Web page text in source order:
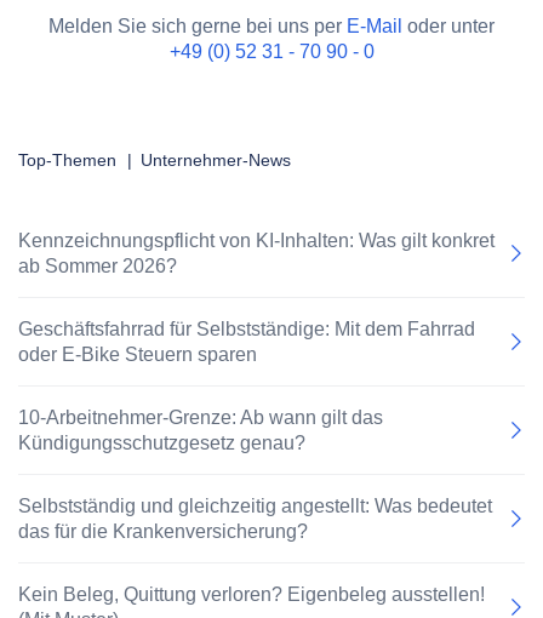
Melden Sie sich gerne bei uns per E-Mail oder unter
+49 (0) 52 31 - 70 90 - 0
Top-Themen | Unternehmer-News
Kennzeichnungspflicht von KI-Inhalten: Was gilt konkret
ab Sommer 2026?
Geschäftsfahrrad für Selbstständige: Mit dem Fahrrad
oder E-Bike Steuern sparen
10-Arbeitnehmer-Grenze: Ab wann gilt das
Kündigungsschutzgesetz genau?
Selbstständig und gleichzeitig angestellt: Was bedeutet
das für die Krankenversicherung?
Kein Beleg, Quittung verloren? Eigenbeleg ausstellen!